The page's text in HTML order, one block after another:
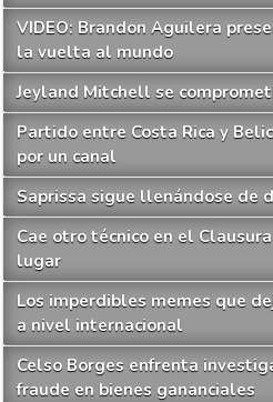
VIDEO: Brandon Aguilera
la vuelta al mundo
Jeyland Mitchell se
Partido entre Costa Rica y
por un canal
Saprissa sigue llenándose de
Cae otro técnico en el
lugar
Los imperdibles memes que
a nivel internacional
Celso Borges enfrenta
fraude en bienes gananciales